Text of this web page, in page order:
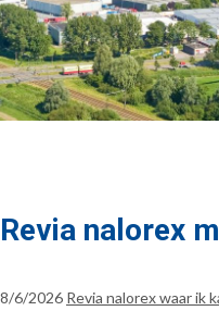
Revia nalorex
8/6/2026 Revia nalorex waar ik